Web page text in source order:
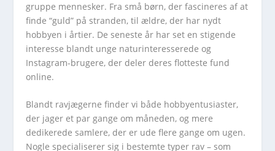
gruppe mennesker. Fra små børn, der fascineres af at
finde “guld” på stranden, til ældre, der har nydt
hobbyen i årtier. De seneste år har set en stigende
interesse blandt unge naturinteresserede og
Instagram-brugere, der deler deres flotteste fund
online.
Blandt ravjægerne finder vi både hobbyentusiaster,
der jager et par gange om måneden, og mere
dedikerede samlere, der er ude flere gange om ugen.
Nogle specialiserer sig i bestemte typer rav – som